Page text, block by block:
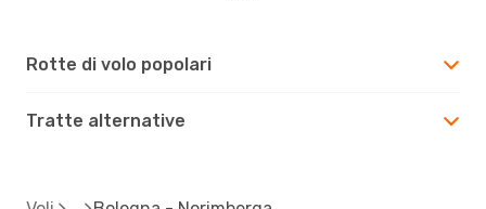
Rotte di volo popolari
Tratte alternative